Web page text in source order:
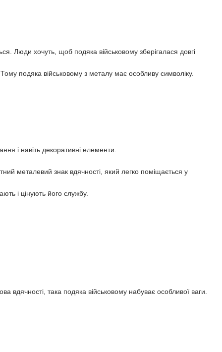
Люди хочуть, щоб подяка військовому зберігалася довгі
подяка військовому з металу має особливу символіку.
і навіть декоративні елементи.
металевий знак вдячності, який легко поміщається у
і цінують його службу.
вдячності, така подяка військовому набуває особливої ваги.